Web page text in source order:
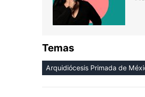
Temas
Arquidiócesis Primada de